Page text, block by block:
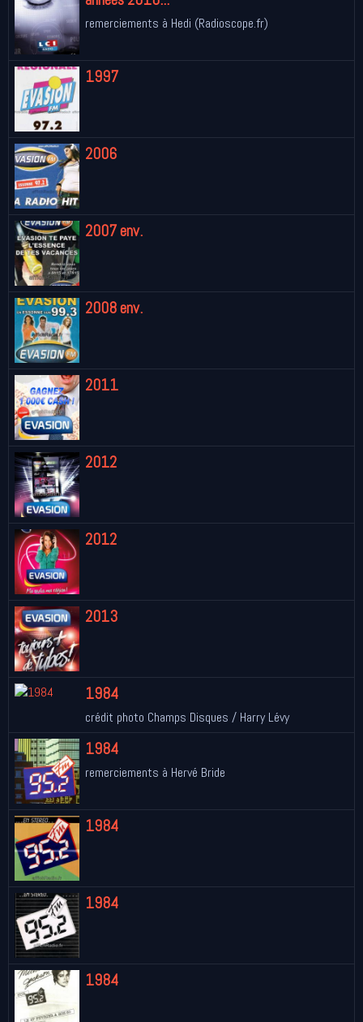
remerciements à Hedi (Radioscope.fr)
1997
2006
2007 env.
2008 env.
2011
2012
2012
2013
1984
crédit photo Champs Disques / Harry Lévy
1984
remerciements à Hervé Bride
1984
1984
1984